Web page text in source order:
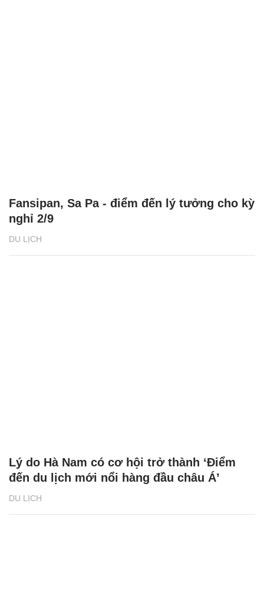
DU LỊCH
Fansipan, Sa Pa - điểm đến lý tưởng cho kỳ
nghỉ 2/9
DU LỊCH
Lý do Hà Nam có cơ hội trở thành ‘Điểm
đến du lịch mới nổi hàng đầu châu Á’